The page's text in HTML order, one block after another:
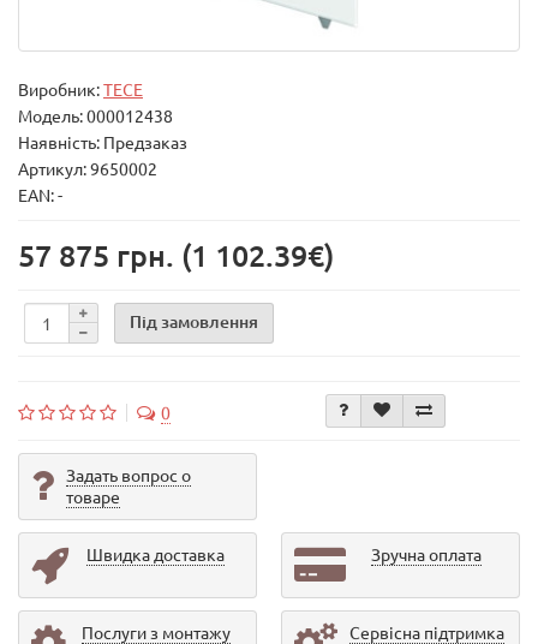
Виробник:TECE
Модель:000012438
Наявність: Предзаказ
Артикул: 9650002
EAN: -
57 875 грн. (1 102.39€)
Під замовлення
0
Задать вопрос о
товаре
Швидка доставка Зручна оплата
Послуги з монтажу Сервісна підтримка